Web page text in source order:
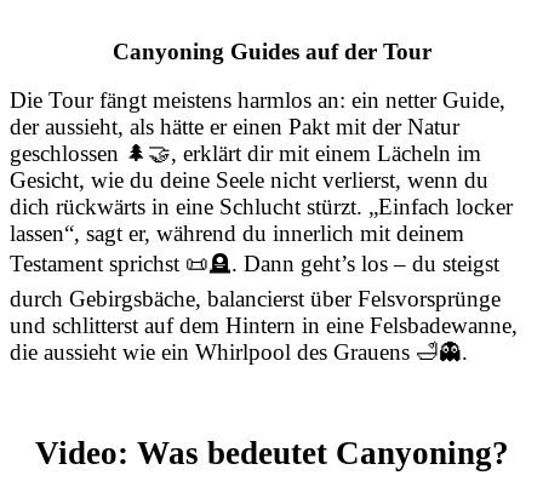
Canyoning Guides auf der Tour
Die Tour fängt meistens harmlos an: ein netter Guide,
der aussieht, als hätte er einen Pakt mit der Natur
geschlossen 🌲🤝, erklärt dir mit einem Lächeln im
Gesicht, wie du deine Seele nicht verlierst, wenn du
dich rückwärts in eine Schlucht stürzt. „Einfach locker
lassen“, sagt er, während du innerlich mit deinem
Testament sprichst 📜🪦. Dann geht’s los – du steigst
durch Gebirgsbäche, balancierst über Felsvorsprünge
und schlitterst auf dem Hintern in eine Felsbadewanne,
die aussieht wie ein Whirlpool des Grauens 🛁👻.
Video: Was bedeutet Canyoning?